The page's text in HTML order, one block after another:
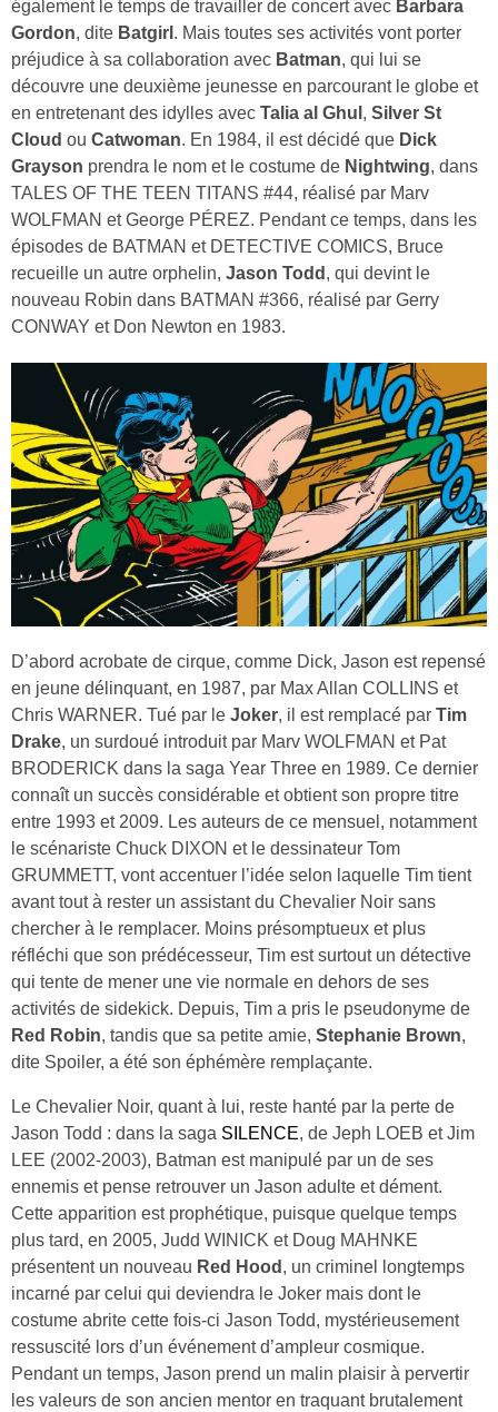
également le temps de travailler de concert avec Barbara
Gordon, dite Batgirl . Mais toutes ses activités vont porter
préjudice à sa collaboration avec Batman, qui lui se
découvre une deuxième jeunesse en parcourant le globe et
en entretenant des idylles avec Talia al Ghul , Silver St
Cloud ou Catwoman. En 1984, il est décidé que Dick
Grayson prendra le nom et le costume de Nightwing, dans
TALES OF THE TEEN TITANS #44, réalisé par Marv
WOLFMAN et George PÉREZ. Pendant ce temps, dans les
épisodes de BATMAN et DETECTIVE COMICS, Bruce
recueille un autre orphelin, Jason Todd , qui devint le
nouveau Robin dans BATMAN #366, réalisé par Gerry
CONWAY et Don Newton en 1983.
D’abord acrobate de cirque, comme Dick, Jason est repensé
en jeune délinquant, en 1987, par Max Allan COLLINS et
Chris WARNER. Tué par le Joker, il est remplacé par Tim
Drake, un surdoué introduit par Marv WOLFMAN et Pat
BRODERICK dans la saga Year Three en 1989. Ce dernier
connaît un succès considérable et obtient son propre titre
entre 1993 et 2009. Les auteurs de ce mensuel, notamment
le scénariste Chuck DIXON et le dessinateur Tom
GRUMMETT, vont accentuer l’idée selon laquelle Tim tient
avant tout à rester un assistant du Chevalier Noir sans
chercher à le remplacer. Moins présomptueux et plus
réfléchi que son prédécesseur, Tim est surtout un détective
qui tente de mener une vie normale en dehors de ses
activités de sidekick. Depuis, Tim a pris le pseudonyme de
Red Robin, tandis que sa petite amie, Stephanie Brown,
dite Spoiler, a été son éphémère remplaçante.
Le Chevalier Noir, quant à lui, reste hanté par la perte de
Jason Todd : dans la saga SILENCE, de Jeph LOEB et Jim
LEE (2002-2003), Batman est manipulé par un de ses
ennemis et pense retrouver un Jason adulte et dément.
Cette apparition est prophétique, puisque quelque temps
plus tard, en 2005, Judd WINICK et Doug MAHNKE
présentent un nouveau Red Hood , un criminel longtemps
incarné par celui qui deviendra le Joker mais dont le
costume abrite cette fois-ci Jason Todd, mystérieusement
ressuscité lors d’un événement d’ampleur cosmique.
Pendant un temps, Jason prend un malin plaisir à pervertir
les valeurs de son ancien mentor en traquant brutalement